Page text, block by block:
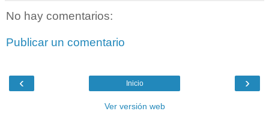
No hay comentarios:
Publicar un comentario
‹ ›
Inicio
Ver versión web